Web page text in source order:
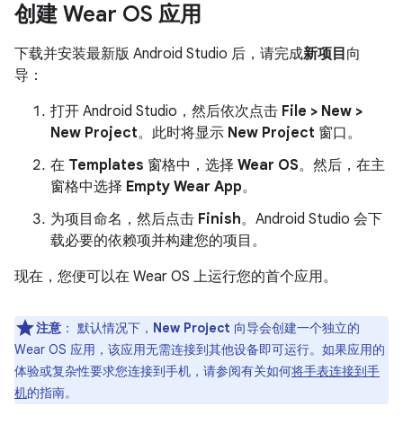
创建 Wear OS 应用
下载并安装最新版 Android Studio 后，请完成新项目 向
导：
打开 Android Studio，然后依次点击 File > New >
New Project。此时将显示 New Project 窗口。
在 Templates 窗格中，选择 Wear OS。然后，在主
窗格中选择 Empty Wear App。
为项目命名，然后点击 Finish。Android Studio 会下
载必要的依赖项并构建您的项目。
现在，您便可以在 Wear OS 上运行您的首个应用。
注意 ： 默认情况下， New Project 向导会创建一个独立的
Wear OS 应用，该应用无需连接到其他设备即可运行。如果应用的
体验或复杂性要求您连接到手机，请参阅有关如何将手表连接到手
机的指南。